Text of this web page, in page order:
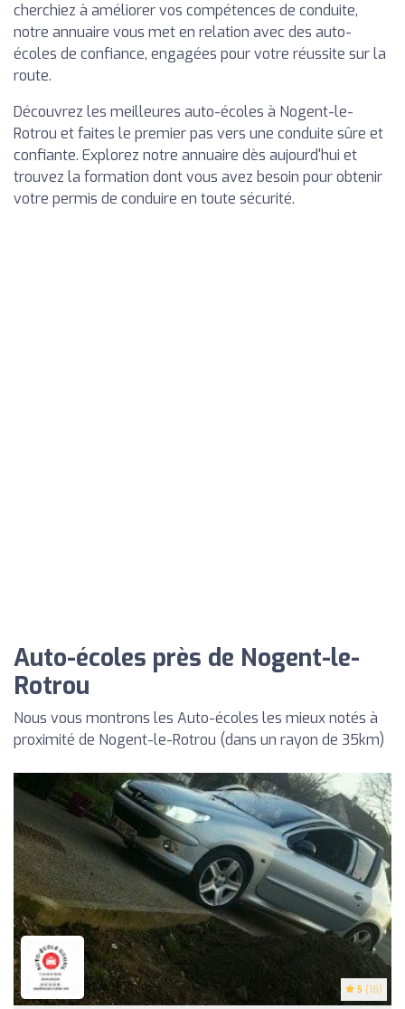
cherchiez à améliorer vos compétences de conduite,
notre annuaire vous met en relation avec des auto-
écoles de confiance, engagées pour votre réussite sur la
route.
Découvrez les meilleures auto-écoles à Nogent-le-
Rotrou et faites le premier pas vers une conduite sûre et
confiante. Explorez notre annuaire dès aujourd'hui et
trouvez la formation dont vous avez besoin pour obtenir
votre permis de conduire en toute sécurité.
Auto-écoles près de Nogent-le-
Rotrou
Nous vous montrons les Auto-écoles les mieux notés à
proximité de Nogent-le-Rotrou (dans un rayon de 35km)
5 (16)